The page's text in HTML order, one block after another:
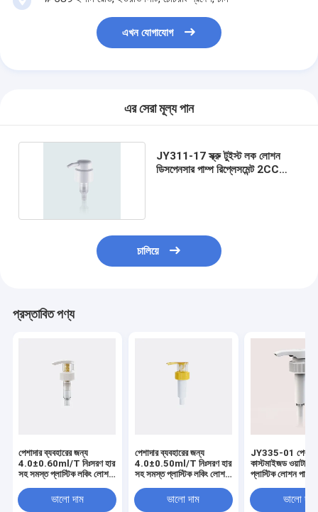
এখন যোগাযোগ
এর সেরা মূল্য পান
JY311-17 স্ক্রু টুইস্ট লক লোশন
ডিসপেনসার পাম্প রিপ্লেসমেন্ট 2CC
চালিয়ে
প্রস্তাবিত পণ্য
পেশাদার ব্যবহারের জন্য
4.0±0.60ml/T নিঃসরণ হার
সহ সমস্ত প্লাস্টিক লকিং লোশন
ভালো দাম
পেশাদার ব্যবহারের জন্য
4.0±0.50ml/T নিঃসরণ হার
সহ সমস্ত প্লাস্টিক লকিং লোশন
ভালো দাম
JY335-01
কাস্টমাইজড
প্লাস্টিক লোশন পাম্প
ভালো দাম